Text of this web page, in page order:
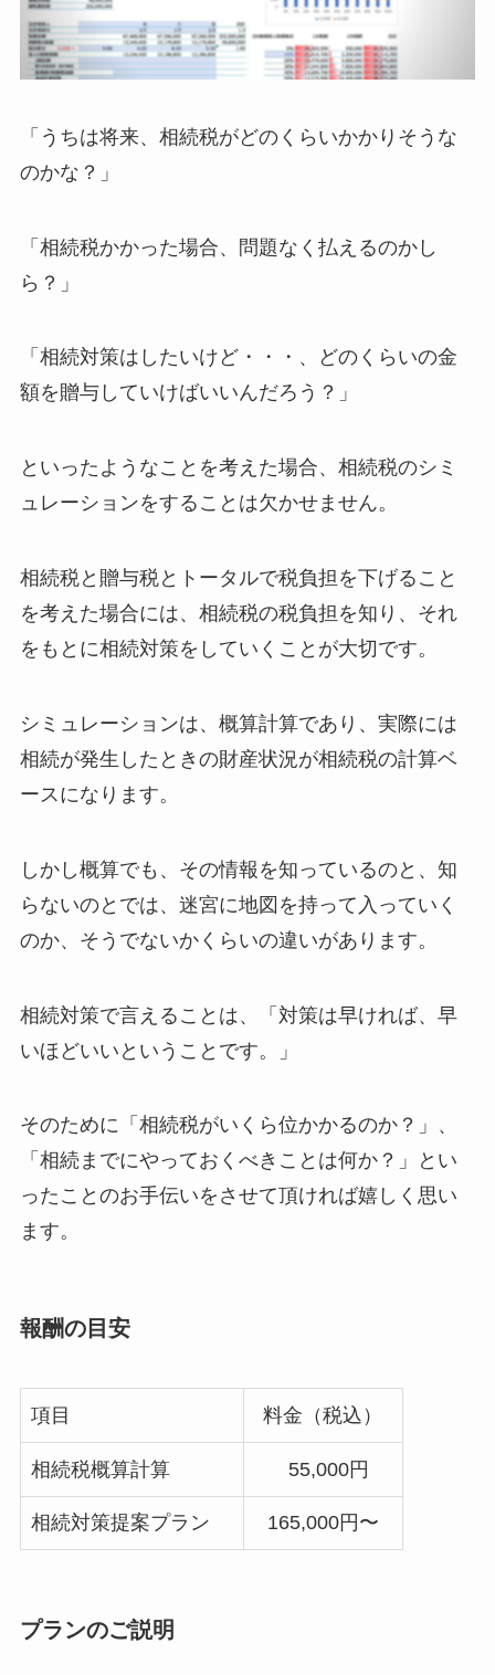
「うちは将来、相続税がどのくらいかかりそうな
のかな？」
「相続税かかった場合、問題なく払えるのかし
ら？」
「相続対策はしたいけど・・・、どのくらいの金
額を贈与していけばいいんだろう？」
といったようなことを考えた場合、相続税のシミ
ュレーションをすることは欠かせません。
相続税と贈与税とトータルで税負担を下げること
を考えた場合には、相続税の税負担を知り、それ
をもとに相続対策をしていくことが大切です。
シミュレーションは、概算計算であり、実際には
相続が発生したときの財産状況が相続税の計算ベ
ースになります。
しかし概算でも、その情報を知っているのと、知
らないのとでは、迷宮に地図を持って入っていく
のか、そうでないかくらいの違いがあります。
相続対策で言えることは、「対策は早ければ、早
いほどいいということです。」
そのために「相続税がいくら位かかるのか？」、
「相続までにやっておくべきことは何か？」とい
ったことのお手伝いをさせて頂ければ嬉しく思い
ます。
報酬の目安
項目 料金（税込）
相続税概算計算 55,000円
相続対策提案プラン 165,000円〜
プランのご説明